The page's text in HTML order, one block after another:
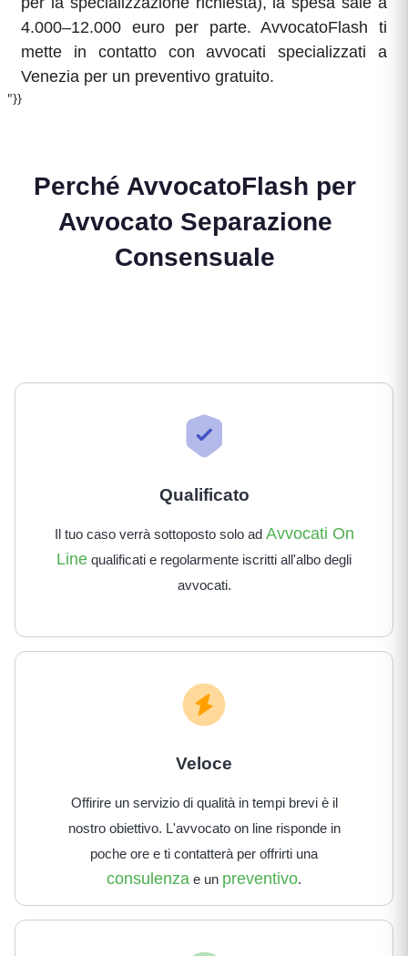
4.000–12.000 euro per parte. AvvocatoFlash ti
mette in contatto con avvocati specializzati a
Venezia per un preventivo gratuito.
"}}
Perché AvvocatoFlash per
Avvocato Separazione
Consensuale
Qualificato
Il tuo caso verrà sottoposto solo ad Avvocati On
Line qualificati e regolarmente iscritti all'albo degli
avvocati.
Veloce
Offirire un servizio di qualità in tempi brevi è il
nostro obiettivo. L'avvocato on line risponde in
poche ore e ti contatterà per offrirti una
consulenza e un preventivo.